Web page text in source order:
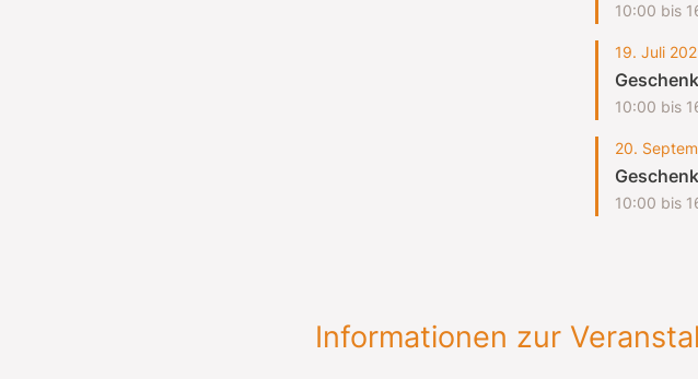
10:00 bis
19. Juli
10:00 bis
20.
10:00 bis
Informationen zurexercitation ullamco